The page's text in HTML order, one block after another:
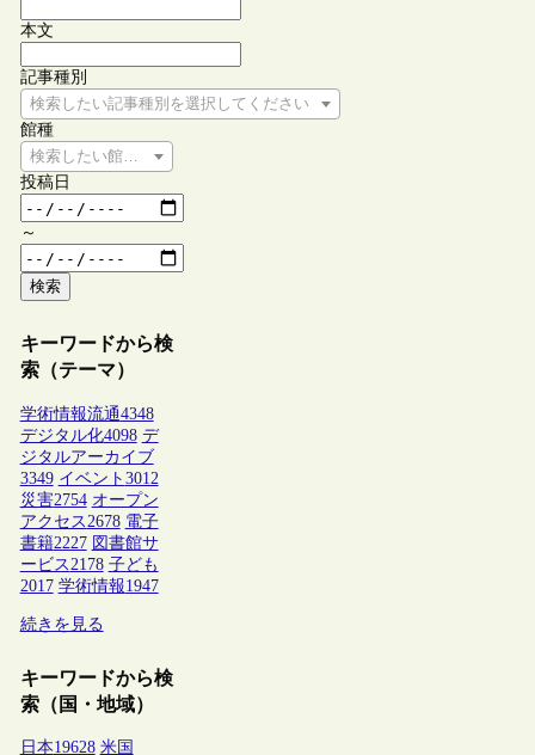
本文
記事種別
検索したい記事種別を選択してください
館種
検索したい館種を選択してください
投稿日
～
検索
キーワードから検
索（テーマ）
学術情報流通4348
デジタル化4098 デ
ジタルアーカイブ
3349 イベント 3012
災害2754 オープン
アクセス 2678 電子
書籍2227 図書館サ
ービス 2178 子ども
2017 学術情報1947
続きを見る
キーワードから検
索（国・地域）
日本19628 米国